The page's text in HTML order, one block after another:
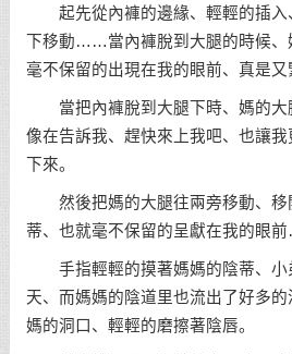
起先從內褲的邊緣、輕輕的插入
下移動……當內褲脫到大腿的時候、
毫不保留的出現在我的眼前、真是又
當把內褲脫到大腿下時、媽的大
像在告訴我、趕快來上我吧、也讓
下來。
然後把媽的大腿往兩旁移動、移
蒂、也就毫不保留的呈獻在我的眼
手指輕輕的摸著媽媽的陰蒂、小
天、而媽媽的陰道里也流出了好多
媽的洞口、輕輕的磨擦著陰唇。